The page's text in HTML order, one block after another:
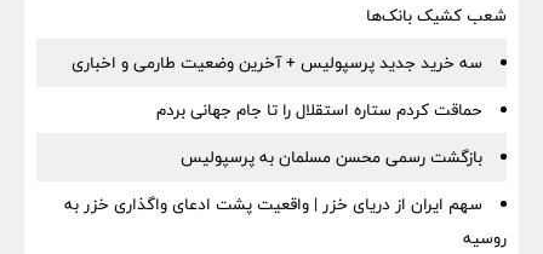
شعب کشیک بانک‌ها
سه خرید جدید پرسپولیس + آخرین وضعیت طارمی و اخباری
حماقت کردم ستاره استقلال را تا جام جهانی بردم
بازگشت رسمی محسن مسلمان به پرسپولیس
سهم ایران از دریای خزر | واقعیت پشت ادعای واگذاری خزر به
روسیه